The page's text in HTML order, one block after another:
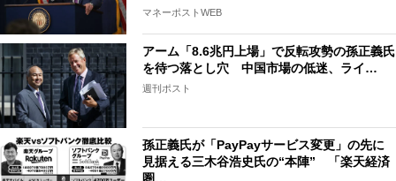
マネーポストWEB
アーム「8.6兆円上場」で反転攻勢の孫正義氏
を待つ落とし穴 中国市場の低迷、ライ…
週刊ポスト
孫正義氏が「PayPayサービス変更」の先に
見据える三木谷浩史氏の“本陣” 「楽天経済